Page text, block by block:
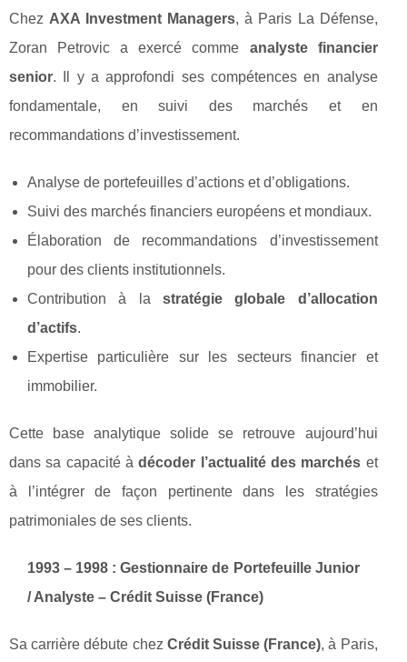
Chez AXA Investment Managers, à Paris La Défense,
Zoran Petrovic a exercé comme analyste financier
senior. Il y a approfondi ses compétences en analyse
fondamentale, en suivi des marchés et en
recommandations d’investissement.
Analyse de portefeuilles d’actions et d’obligations.
Suivi des marchés financiers européens et mondiaux.
Élaboration de recommandations d’investissement
pour des clients institutionnels.
Contribution à la stratégie globale d’allocation
d’actifs.
Expertise particulière sur les secteurs financier et
immobilier.
Cette base analytique solide se retrouve aujourd’hui
dans sa capacité àdécoder l’actualité des marchés et
à l’intégrer de façon pertinente dans les stratégies
patrimoniales de ses clients.
1993 – 1998 : Gestionnaire de Portefeuille Junior
/ Analyste – Crédit Suisse (France)
Sa carrière débute chez Crédit Suisse (France), à Paris,